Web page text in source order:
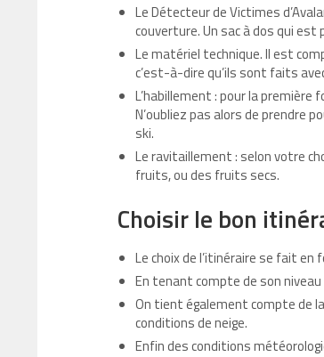
Le Détecteur de Victimes
couverture. Un sac à dos qui
Le matériel technique. Il est
c’est-à-dire qu’ils sont faits
L’habillement : pour la première
N’oubliez pas alors de prendre
ski.
Le ravitaillement : selon votre
fruits, ou des fruits secs.
Choisir le bon
Le choix de l’itinéraire se fait
En tenant compte de son
On tient également compte de
conditions de neige.
Enfin des conditions